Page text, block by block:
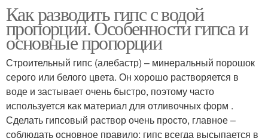
Как разводить гипс с водой
пропорции. Особенности гипса и
основные пропорции
Строительный гипс (алебастр) – минеральный порошок
серого или белого цвета. Он хорошо растворяется в
воде и застывает очень быстро, поэтому часто
используется как материал для отливочных форм .
Сделать гипсовый раствор очень просто, главное –
соблюдать основное правило: гипс всегда высыпается в